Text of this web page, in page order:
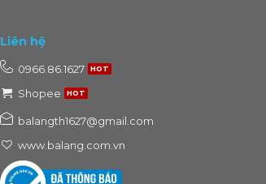
Liên hệ
0966.86.1627
Shopee
balangth1627@gmail.com
www.balang.com.vn